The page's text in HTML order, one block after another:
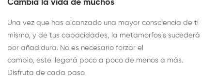
Cambia la vida de muchos
Una vez que has alcanzado una mayor consciencia de ti
mismo, y de tus capacidades, la metamorfosis sucederá
por añadidura. No es necesario forzar el
cambio, este llegará poco a poco de menos a más.
Disfruta de cada paso.